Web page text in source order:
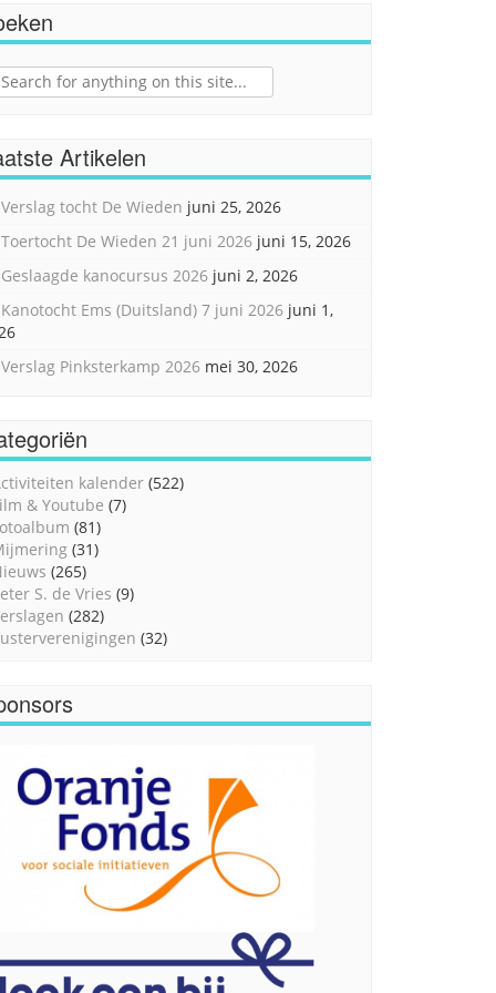
Artikelen
Verslag tocht De Wieden juni 25, 2026
Toertocht De Wieden 21 juni 2026 juni 15, 2026
Geslaagde kanocursus 2026 juni 2, 2026
Kanotocht Ems (Duitsland) 7 juni 2026 juni 1,
Verslag Pinksterkamp 2026 mei 30, 2026
kalender (522)
& Youtube (7)
(81)
(31)
(265)
S. de Vries (9)
(282)
(32)